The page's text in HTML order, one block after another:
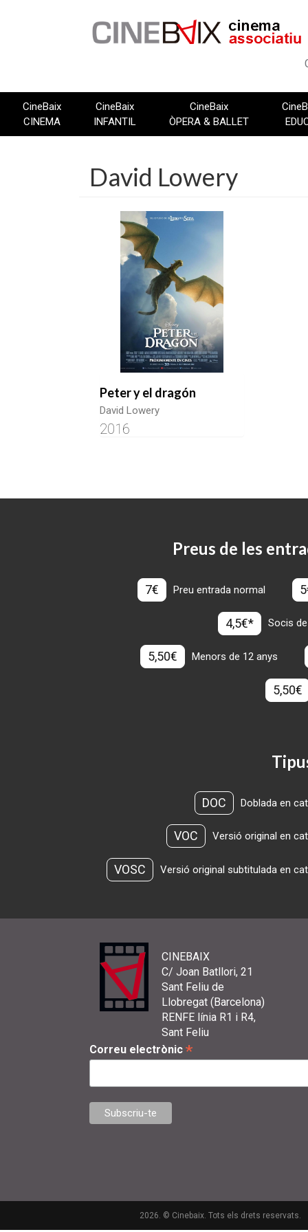
CineBaix
CINEMA
CineBaix
INFANTIL
CineBaix
ÒPERA & BALLET
David Lowery
Peter y el dragón
David Lowery
2016
Preus de les
7€ Preu entrada normal
4,5€* Socis
5,50€ Menors de 12 anys
5,50€
DOC Doblada en
VOC Versió original en
VOSC Versió original subtitulada en
CINEBAIX
C/ Joan Batllori, 21
Sant Feliu de
Llobregat (Barcelona)
RENFE línia R1 i R4,
Sant Feliu
Correu electrònic *
2026. © Cinebaix. Tots els drets reservats.